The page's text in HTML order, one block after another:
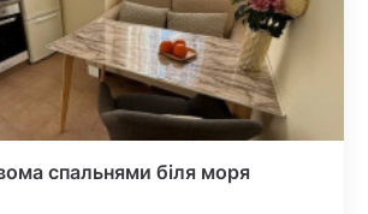
спальнями біля моря